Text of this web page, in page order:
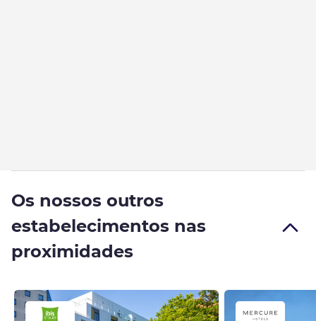
Os nossos outros
estabelecimentos nas
proximidades